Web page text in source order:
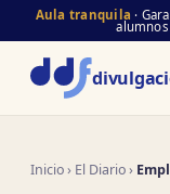
Aula tranquila ·
Inicio› El Diario›